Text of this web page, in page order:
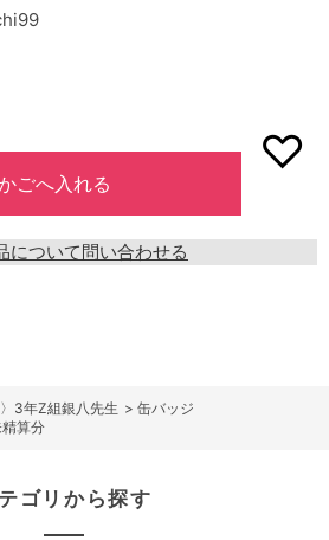
について問い合わせる
3年Z組銀八先生 > 缶バッジ
算分
ゴリから探す